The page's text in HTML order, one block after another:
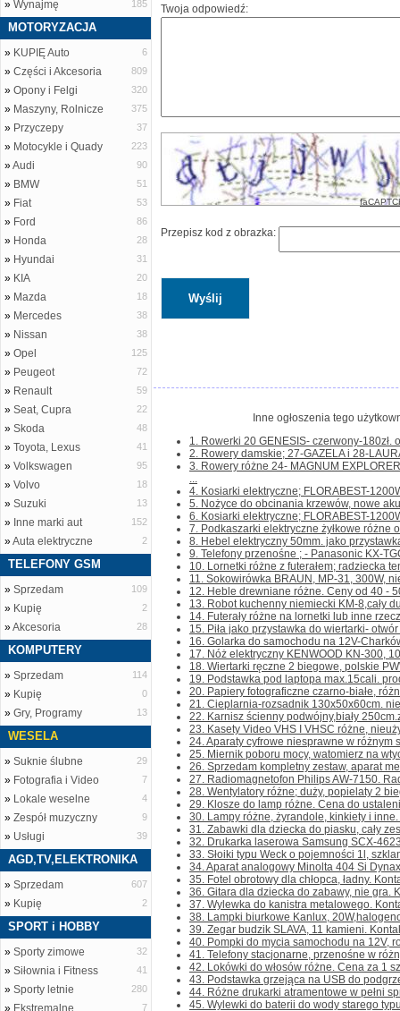
» Wynajmę 185
MOTORYZACJA
» KUPIĘ Auto 6
» Części i Akcesoria 809
» Opony i Felgi 320
» Maszyny, Rolnicze 375
» Przyczepy 37
» Motocykle i Quady 223
»Audi 90
» BMW 51
» Fiat 53
» Ford 86
» Honda 28
» Hyundai 31
» KIA 20
» Mazda 18
» Mercedes 38
» Nissan 38
» Opel 125
» Peugeot 72
» Renault 59
» Seat, Cupra 22
» Skoda 48
» Toyota, Lexus 41
» Volkswagen 95
» Volvo 18
» Suzuki 13
» Inne marki aut 152
»Auta elektryczne 2
TELEFONY GSM
» Sprzedam 109
» Kupię 2
»Akcesoria 28
KOMPUTERY
» Sprzedam 114
» Kupię 0
» Gry, Programy 13
WESELA
» Suknie ślubne 29
» Fotografia i Video 7
» Lokale weselne 4
» Zespół muzyczny 9
» Usługi 39
AGD,TV,ELEKTRONIKA
» Sprzedam 607
» Kupię 2
SPORT i HOBBY
» Sporty zimowe 32
» Siłownia i Fitness 41
» Sporty letnie 280
» Ekstremalne 7
Twoja odpowiedź:
Przepisz kod z obrazka:
Inne ogłoszenia tego
1. Rowerki 20 GENESIS- czerwony-180zł.
2. Rowery damskie; 27-GAZELA i 28-
3. Rowery różne 24- MAGNUM
...
4. Kosiarki elektryczne; FLORABEST-
5. Nożyce do obcinania krzewów, nowe
6. Kosiarki elektryczne; FLORABEST-
7. Podkaszarki elektryczne żyłkowe różne
8. Hebel elektryczny 50mm. jako
9. Telefony przenośne ; - Panasonic KX-
10. Lornetki różne z futerałem; radziecka
11. Sokowirówka BRAUN, MP-31, 300W,
12. Heble drewniane różne. Ceny od 40 -
13. Robot kuchenny niemiecki KM-8,cały
14. Futerały różne na lornetki lub inne
15. Piła jako przystawka do wiertarki-
16. Golarka do samochodu na 12V-
17. Nóż elektryczny KENWOOD KN-300,
18. Wiertarki ręczne 2 biegowe, polskie
19. Podstawka pod laptopa max.15cali.
20. Papiery fotograficzne czarno-białe,
21. Cieplarnia-rozsadnik 130x50x60cm.
22. Karnisz ścienny podwójny,biały
23. Kasety Video VHS I VHSC różne,
24. Aparaty cyfrowe niesprawne w różnym
25. Miernik poboru mocy, watomierz na
26. Sprzedam kompletny zestaw, aparat
27. Radiomagnetofon Philips AW-7150.
28. Wentylatory różne; duży, popielaty 2
29. Klosze do lamp różne. Cena do
30. Lampy różne, żyrandole, kinkiety i
31. Zabawki dla dziecka do piasku, cały
32. Drukarka laserowa Samsung SCX-
33. Słoiki typu Weck o pojemności 1l,
34. Aparat analogowy Minolta 404 Si
35. Fotel obrotowy dla chłopca, ładny.
36. Gitara dla dziecka do zabawy, nie gra.
37. Wylewka do kanistra metalowego.
38. Lampki biurkowe Kanlux,
39. Zegar budzik SLAVA, 11 kamieni.
40. Pompki do mycia samochodu na 12V,
41. Telefony stacjonarne, przenośne w
42. Lokówki do włosów różne. Cena za 1
43. Podstawka grzejąca na USB do
44. Różne drukarki atramentowe w pełni
45. Wylewki do baterii do wody starego